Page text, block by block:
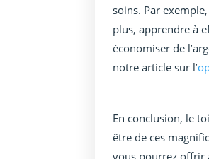
soins. Par
plus, apprendre à
économiser de
notre article sur l’
En conclusion, le
être de ces
vous pourrez offrir